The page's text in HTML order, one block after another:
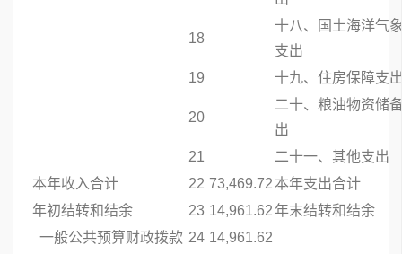
18
十八、国土海洋气
支出
19
十九、住房保障支
20
二十、粮油物资储
出
21
二十一、其他支出
本年收入合计
22 73,469.72 本年支出合计
年初结转和结余
23 14,961.62年末结转和结余
一般公共预算财政拨款 24 14,961.62